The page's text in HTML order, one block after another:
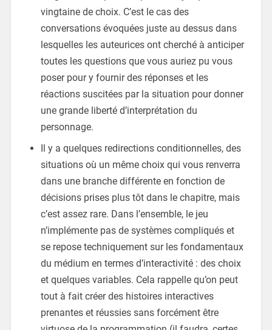
vingtaine de choix. C’est le cas des
conversations évoquées juste au dessus dans
lesquelles les auteurices ont cherché à anticiper
toutes les questions que vous auriez pu vous
poser pour y fournir des réponses et les
réactions suscitées par la situation pour donner
une grande liberté d’interprétation du
personnage.
Il y a quelques redirections conditionnelles, des
situations où un même choix qui vous renverra
dans une branche différente en fonction de
décisions prises plus tôt dans le chapitre, mais
c’est assez rare. Dans l’ensemble, le jeu
n’implémente pas de systèmes compliqués et
se repose techniquement sur les fondamentaux
du médium en termes d’interactivité : des choix
et quelques variables. Cela rappelle qu’on peut
tout à fait créer des histoires interactives
prenantes et réussies sans forcément être